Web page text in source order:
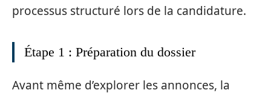
processus structuré lors de la candidature.
Étape 1 : Préparation du dossier
Avant même d’explorer les annonces, la